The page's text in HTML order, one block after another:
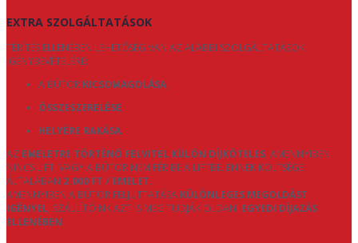
EXTRA SZOLGÁLTATÁSOK
TÉRÍTÉS ELLENÉBEN LEHETŐSÉG VAN AZ ALÁBBI SZOLGÁLTATÁSOK
IGÉNYBEVÉTELÉRE:
A BÚTOR KICSOMAGOLÁSA,
ÖSSZESZERELÉSE,
HELYÉRE RAKÁSA.
AZ EMELETRE TÖRTÉNŐ FELVITEL KÜLÖN DÍJKÖTELES, AMENNYIBEN
NINCS LIFT, VAGY A BÚTOR NEM FÉR BE A LIFTBE. ENNEK KÖLTSÉGE
ÁLTALÁBAN 2.000 FT / EMELET.
AMENNYIBEN A BÚTOR FELJUTTATÁSA KÜLÖNLEGES MEGOLDÁST
IGÉNYEL, SZÁLLÍTÓINK AZT IS MEG TUDJÁK OLDANI EGYEDI DÍJAZÁS
ELLENÉBEN.